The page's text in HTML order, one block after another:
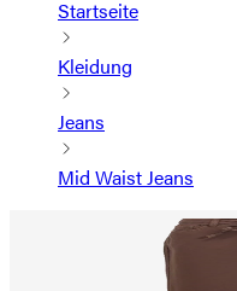
Startseite
Kleidung
Jeans
Mid Waist Jeans